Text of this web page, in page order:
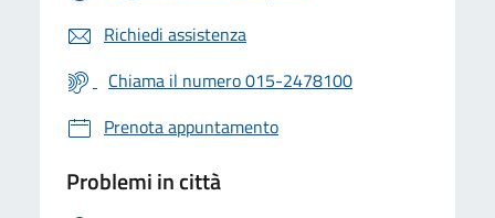
Richiedi assistenza
Chiama il numero 015-2478100
Prenota appuntamento
Problemi in città